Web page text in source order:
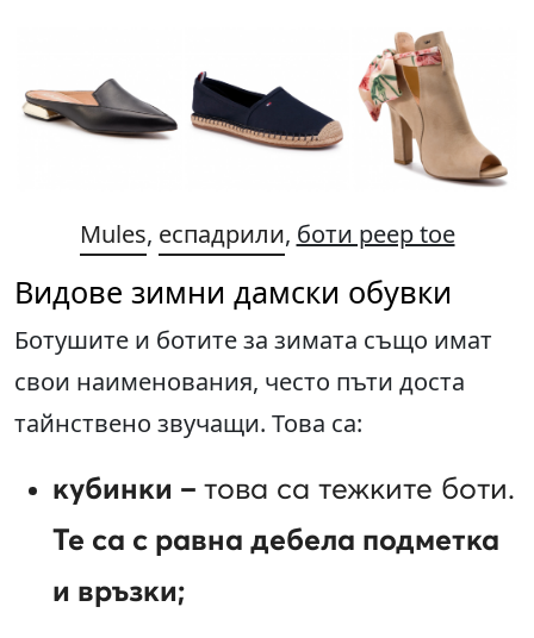
Mules, еспадрили, боти peep toe
Видове зимни дамски обувки
Ботушите и ботите за зимата също имат
свои наименования, често пъти доста
тайнствено звучащи. Това са:
кубинки – това са тежките боти.
Те са с равна дебела подметка
и връзки;